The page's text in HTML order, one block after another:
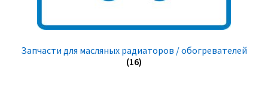
Запчасти для масляных радиаторов / обогревателей
(16)